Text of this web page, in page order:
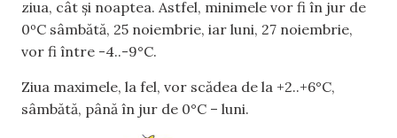
ziua, cât și noaptea. Astfel, minimele vor fi în jur de
0ºC sâmbătă, 25 noiembrie, iar luni, 27 noiembrie,
vor fi între -4..-9°C.
Ziua maximele, la fel, vor scădea de la +2..+6°C,
sâmbătă, până în jur de 0°C – luni.